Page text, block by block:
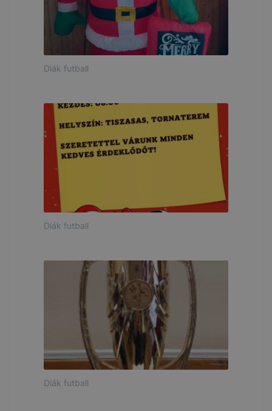
Diák futball
Diák futball
Diák futball